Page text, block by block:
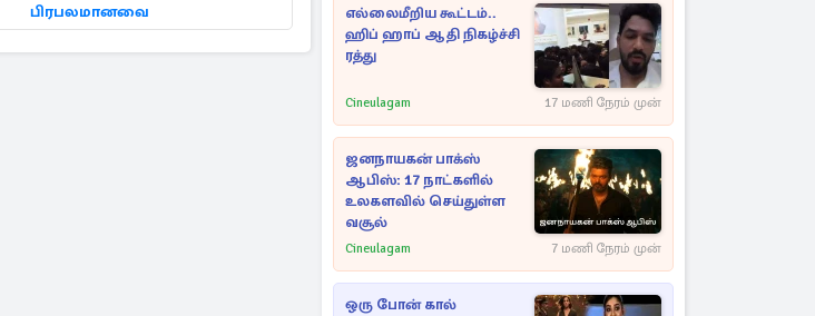
பிரபலமானவை
எல்லைமீறிய கூட்டம்..
ஹிப் ஹாப் ஆதி நிகழ்ச்சி
ரத்து
Cineulagam 17 மணி நேரம் முன்
ஜனநாயகன் பாக்ஸ்
ஆபிஸ்: 17 நாட்களில்
உலகளவில் செய்துள்ள
வசூல்
Cineulagam 7 மணி நேரம் முன்
ஒரு போன் கால்